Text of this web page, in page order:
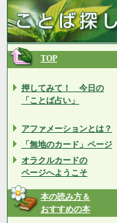
TOP
押してみて！ 今日の
「ことば占い」
アファメーションとは？
「無地のカード」ページ
オラクルカードの
ページへようこそ
本の読み方＆
おすすめの本